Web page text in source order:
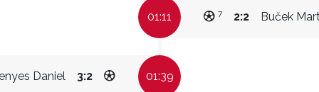
01:11 Buček
2:2
7
Daniel 3:2 01:39